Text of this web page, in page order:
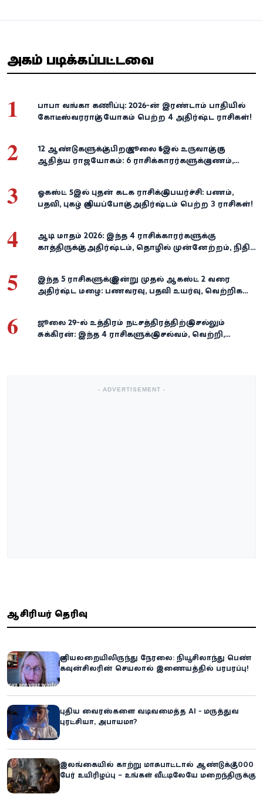
அதிகம் படிக்கப்பட்டவை
1
பாபா வங்கா கணிப்பு: 2026-ன் இரண்டாம் பாதியில்
கோடீஸ்வரராகும் யோகம் பெற்ற 4 அதிர்ஷ்ட ராசிகள்!
2
12 ஆண்டுகளுக்குப் பிறகு ஜூலை 16இல் உருவாகும் குரு
ஆதித்ய ராஜயோகம்: 6 ராசிக்காரர்களுக்கு பணம்,
3
ஓகஸ்ட் 5இல் புதன் கடக ராசிக்கு பெயர்ச்சி: பணம்,
பதவி, புகழ் குவியப்போகும் அதிர்ஷ்டம் பெற்ற 3 ராசிகள்!
4
ஆடி மாதம் 2026: இந்த 4 ராசிக்காரர்களுக்கு
காத்திருக்கும் அதிர்ஷ்டம், தொழில் முன்னேற்றம், நிதி
5
இந்த 5 ராசிகளுக்கு இன்று முதல் ஆகஸ்ட் 2 வரை
அதிர்ஷ்ட மழை: பணவரவு, பதவி உயர்வு, வெற்றிகள்
6
ஜூலை 29-ல் உத்திரம் நட்சத்திரத்திற்கு செல்லும்
சுக்கிரன்: இந்த 4 ராசிகளுக்கு செல்வம், வெற்றி,
- ADVERTISEMENT -
ஆசிரியர் தெரிவு
குளியலறையிலிருந்து நேரலை: நியூசிலாந்து பெண்
கவுன்சிலரின் செயலால் இணையத்தில் பரபரப்பு!
புதிய வைரஸ்களை வடிவமைத்த AI - மருத்துவ
புரட்சியா, அபாயமா?
இலங்கையில் காற்று மாசுபாட்டால் ஆண்டுக்கு 7,000
பேர் உயிரிழப்பு – உங்கள் வீட்டிலேயே மறைந்திருக்கும்